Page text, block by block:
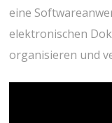
eine
elektronischen
organisieren und